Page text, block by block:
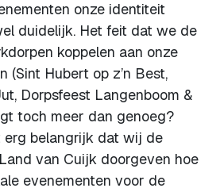
onze identiteit
duidelijk. Het feit dat we de
koppelen aan onze
(Sint Hubert op z’n Best,
Dorpsfeest Langenboom &
toch meer dan genoeg?
erg belangrijk dat wij de
van Cuijk doorgeven hoe
evenementen voor de